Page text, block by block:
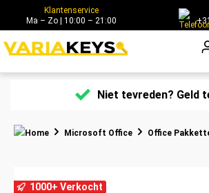
WhatsApp
+31 85 060 5399
Niet tevreden? Geld
Microsoft Office Office
1000+ Verkocht